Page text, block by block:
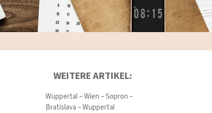
WEITERE ARTIKEL:
Wuppertal – Wien – Sopron –
Bratislava – Wuppertal